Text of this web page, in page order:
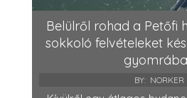
Belülről rohad a Petőfi
sokkoló felvételeket
BY: NORKER